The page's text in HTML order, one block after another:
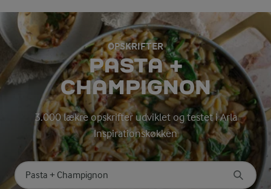
OPSKRIFTER
PASTA +
CHAMPIGNON
3.000 lækre opskrifter udviklet og testet i Arla
Inspirationskøkken
Søg på kategori